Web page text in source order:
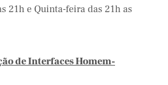
21h e Quinta-feira das 21h as
de Interfaces Homem-